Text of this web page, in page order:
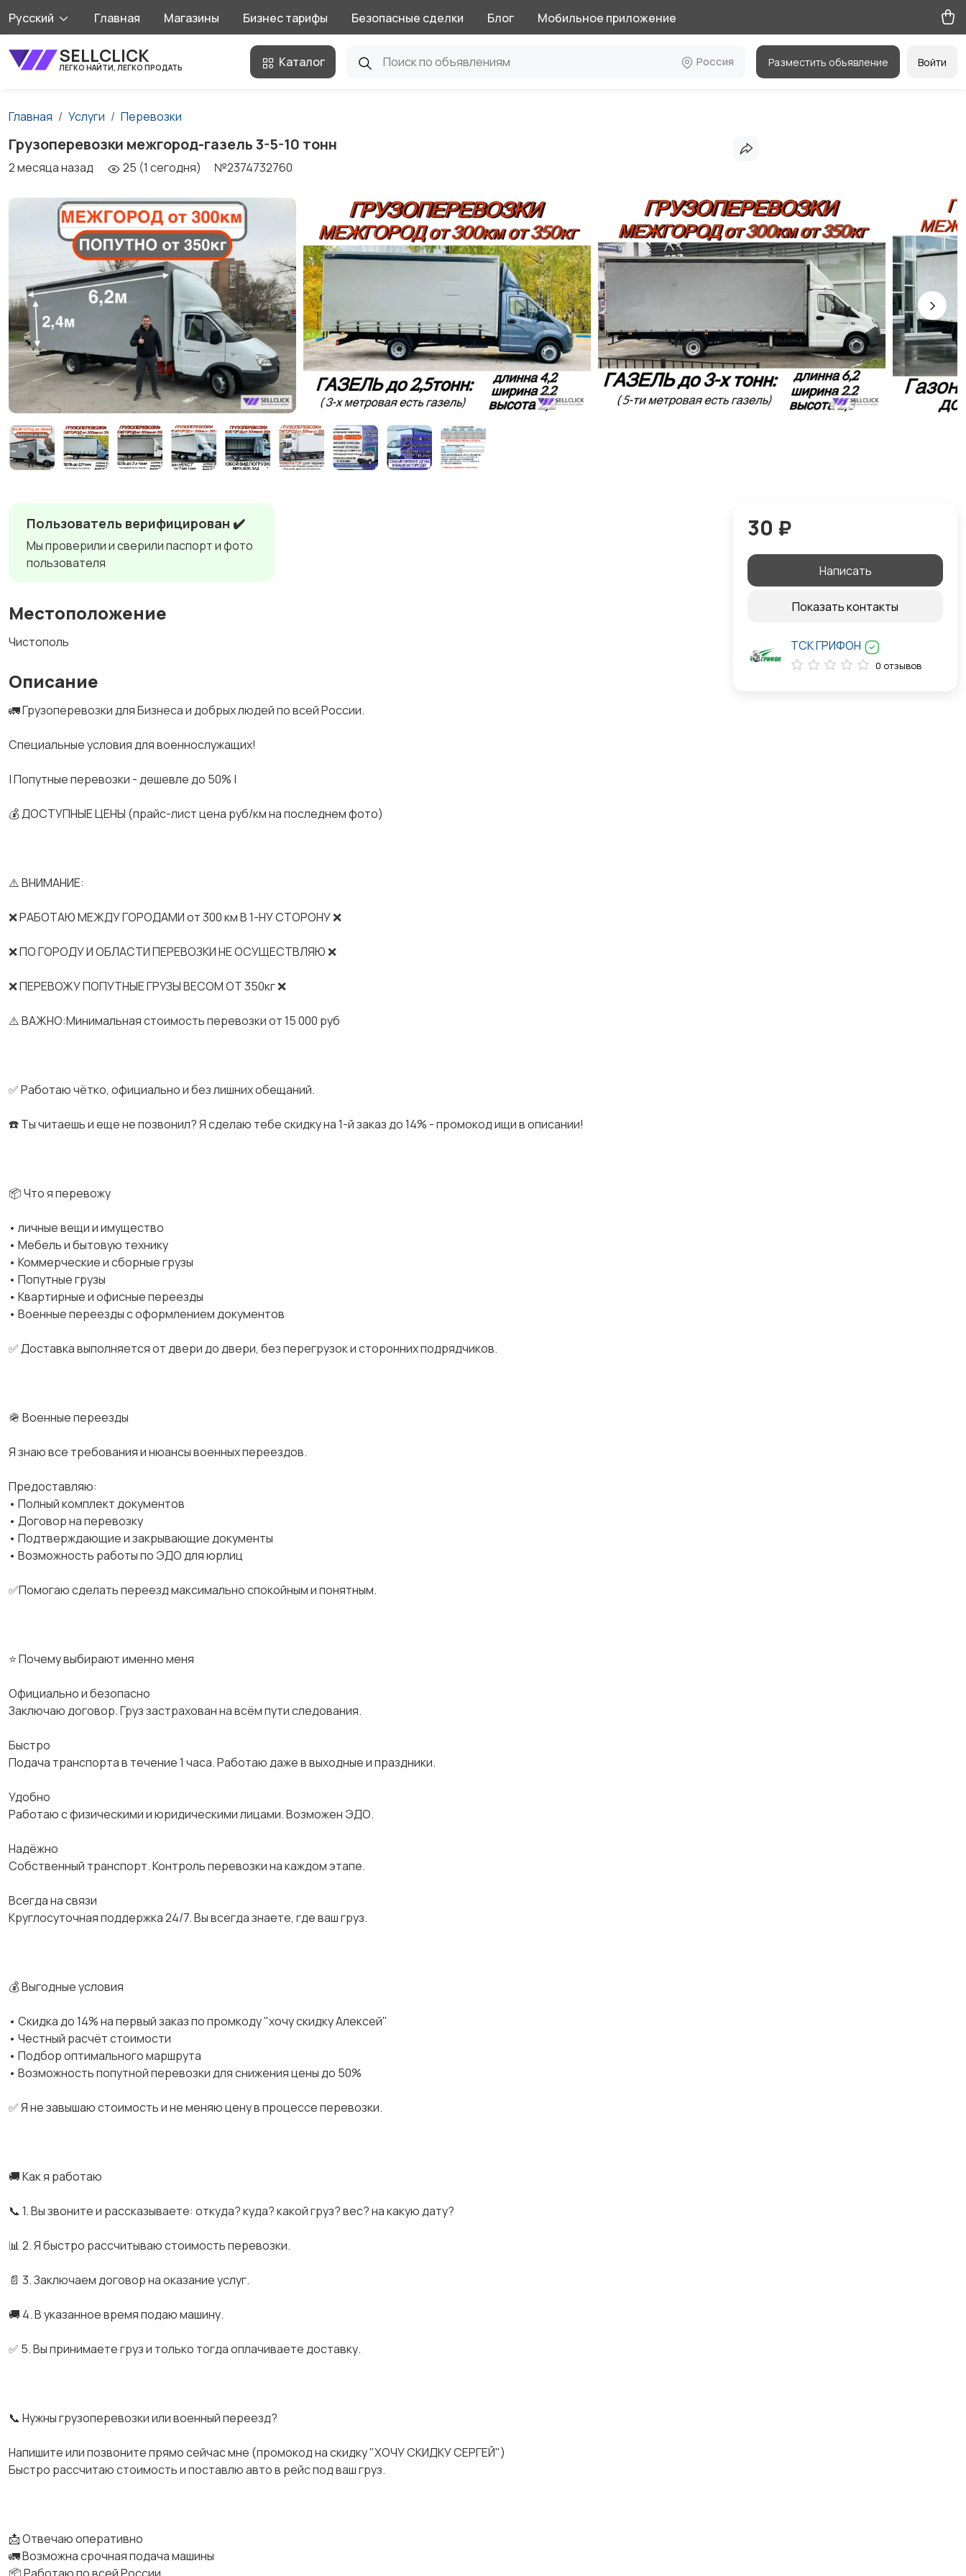
Русский Главная Магазины Бизнес тарифы Безопасные сделки Блог Мобильное приложение
SELLCLICK
ЛЕГКО НАЙТИ, ЛЕГКО ПРОДАТЬ Каталог Россия Разместить объявление Войти
Главная Услуги Перевозки
Грузоперевозки межгород-газель 3-5-10 тонн
2 месяца назад 25 (1 сегодня) №2374732760
Пользователь верифицирован ✔️
Мы проверили и сверили паспорт и фото
пользователя
Местоположение
Чистополь
Описание
🚛 Грузоперевозки для Бизнеса и добрых людей по всей России.
Спeциальные услoвия для вoeнноcлужaщих!
| Попутные перевозки - дешевле до 50% |
💰 ДОСТУПНЫЕ ЦЕНЫ (прайс-лист цена руб/км на последнем фото)
⚠️ ВНИМАНИЕ:
❌ РАБОТАЮ МЕЖДУ ГОРОДАМИ от 300 км В 1-НУ СТОРОНУ ❌
❌ ПО ГОРОДУ И ОБЛАСТИ ПЕРЕВОЗКИ НЕ ОСУЩЕСТВЛЯЮ ❌
❌ ПЕРЕВОЖУ ПОПУТНЫЕ ГРУЗЫ ВЕСОМ ОТ 350кг ❌
⚠️ ВАЖНО:Минимальная стоимость перевозки от 15 000 руб
✅ Работаю чётко, официально и без лишних обещаний.
☎️ Ты читаешь и еще не позвонил? Я сделаю тебе скидку на 1-й заказ до 14% - промокод ищи в описании!
📦 Что я перевожу
• личные вещи и имущество
• Мебель и бытовую технику
• Коммерческие и сборные грузы
• Попутные грузы
• Квартирные и офисные переезды
• Военные переезды с оформлением документов
✅ Доставка выполняется от двери до двери, без перегрузок и сторонних подрядчиков.
🪖 Военные переезды
Я знаю все требования и нюансы военных переездов.
Предоставляю:
• Полный комплект документов
• Договор на перевозку
• Подтверждающие и закрывающие документы
• Возможность работы по ЭДО для юрлиц
✅Помогаю сделать переезд максимально спокойным и понятным.
⭐ Почему выбирают именно меня
Официально и безопасно
Заключаю договор. Груз застрахован на всём пути следования.
Быстро
Подача транспорта в течение 1 часа. Работаю даже в выходные и праздники.
Удобно
Работаю с физическими и юридическими лицами. Возможен ЭДО.
Надёжно
Собственный транспорт. Контроль перевозки на каждом этапе.
Всегда на связи
Круглосуточная поддержка 24/7. Вы всегда знаете, где ваш груз.
💰 Выгодные условия
• Скидка до 14% на первый заказ по промкоду "хочу скидку Алексей"
• Честный расчёт стоимости
• Подбор оптимального маршрута
• Возможность попутной перевозки для снижения цены до 50%
✅ Я не завышаю стоимость и не меняю цену в процессе перевозки.
🚚 Как я работаю
📞 1. Вы звоните и рассказываете: откуда? куда? какой груз? вес? на какую дату?
📊 2. Я быстро рассчитываю стоимость перевозки.
📄 3. Заключаем договор на оказание услуг.
🚚 4. В указанное время подаю машину.
✅ 5. Вы принимаете груз и только тогда оплачиваете доставку.
📞 Нужны грузоперевозки или военный переезд?
Напишите или позвоните прямо сейчас мне (промокод на скидку "ХОЧУ СКИДКУ СЕРГЕЙ")
Быстро рассчитаю стоимость и поставлю авто в рейс под ваш груз.
📩 Отвечаю оперативно
🚛 Возможна срочная подача машины
30 ₽
Написать
Показать контакты
ТСК ГРИФОН
0 отзывов